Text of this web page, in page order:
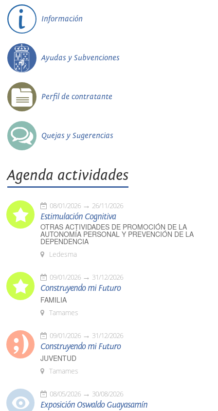
Información
Ayudas y Subvenciones
Perfil de contratante
Quejas y Sugerencias
Agenda actividades
08/01/2026 26/11/2026
Estimulación Cognitiva
OTRAS ACTIVIDADES DE PROMOCIÓN DE LA
AUTONOMÍA PERSONAL Y PREVENCIÓN DE LA
DEPENDENCIA
Ledesma
09/01/2026 31/12/2026
Construyendo mi Futuro
FAMILIA
Tamames
09/01/2026 31/12/2026
Construyendo mi Futuro
JUVENTUD
Tamames
08/05/2026 30/08/2026
Exposición Oswaldo Guayasamín